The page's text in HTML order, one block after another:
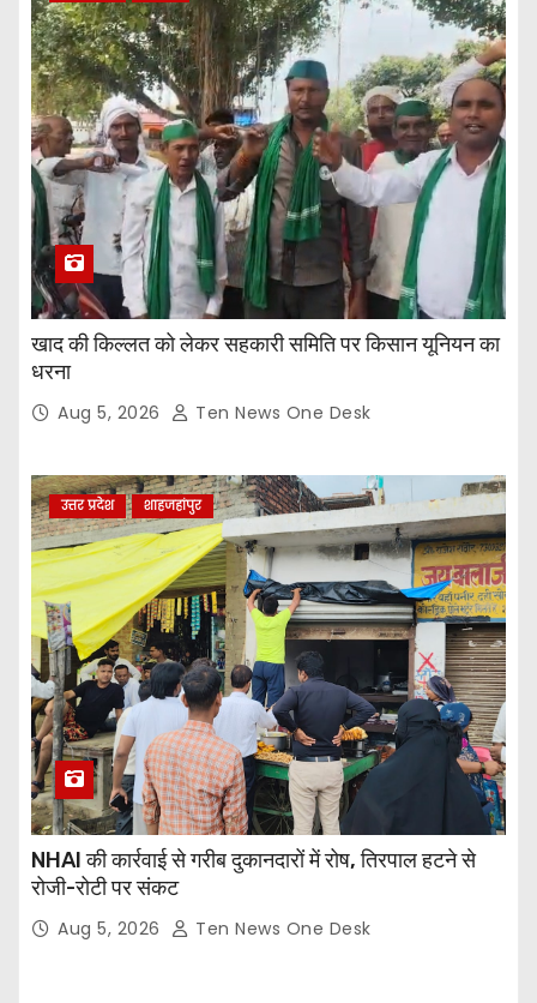
खाद की किल्लत को लेकर सहकारी समिति पर किसान यूनियन का
धरना
Aug 5, 2026 Ten News One Desk
उत्तर प्रदेश शाहजहांपुर
NHAI की कार्रवाई से गरीब दुकानदारों में रोष, तिरपाल हटने से
रोजी-रोटी पर संकट
Aug 5, 2026 Ten News One Desk